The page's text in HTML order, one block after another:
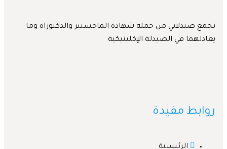
صيدلاني من حملة شهادة الماجستير والدكتوراه وما
في الصيدلة الإكلينيكية
مفيدة
الرئيسية